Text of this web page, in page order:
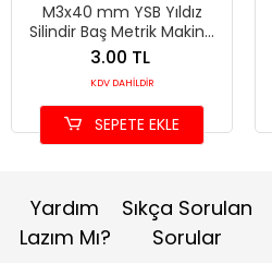
M3x40 mm YSB Yıldız
Silindir Baş Metrik Makine
Vidası DIN 7985
3.00 TL
KDV DAHİLDİR
SEPETE EKLE
Yardım
Lazım Mı?
Sıkça Sorulan
Sorular